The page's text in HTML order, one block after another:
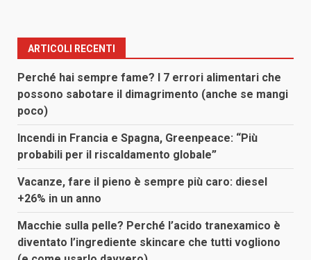
ARTICOLI RECENTI
Perché hai sempre fame? I 7 errori alimentari che
possono sabotare il dimagrimento (anche se mangi
poco)
Incendi in Francia e Spagna, Greenpeace: “Più
probabili per il riscaldamento globale”
Vacanze, fare il pieno è sempre più caro: diesel
+26% in un anno
Macchie sulla pelle? Perché l’acido tranexamico è
diventato l’ingrediente skincare che tutti vogliono